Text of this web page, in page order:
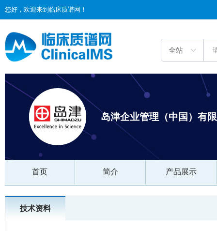
您好，欢迎来到临床质谱网！
岛津企业管理（中国）有
首页 简介 产品展示
技术资料